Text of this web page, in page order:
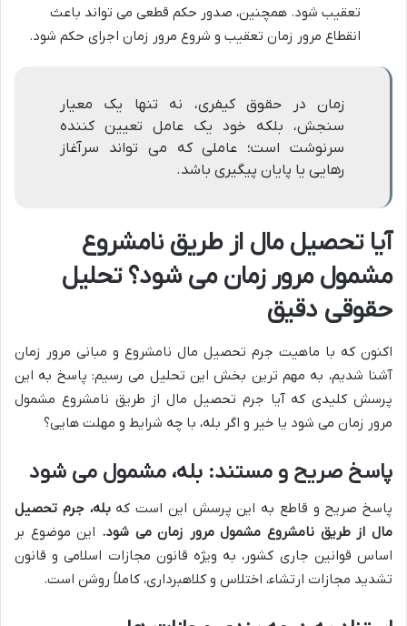
تعقیب شود. همچنین، صدور حکم قطعی می تواند باعث
انقطاع مرور زمان تعقیب و شروع مرور زمان اجرای حکم شود.
زمان در حقوق کیفری، نه تنها یک معیار
سنجش، بلکه خود یک عامل تعیین کننده
سرنوشت است؛ عاملی که می تواند سرآغاز
رهایی یا پایان پیگیری باشد.
آیا تحصیل مال از طریق نامشروع
مشمول مرور زمان می شود؟ تحلیل
حقوقی دقیق
اکنون که با ماهیت جرم تحصیل مال نامشروع و مبانی مرور زمان
آشنا شدیم، به مهم ترین بخش این تحلیل می رسیم: پاسخ به این
پرسش کلیدی که آیا جرم تحصیل مال از طریق نامشروع مشمول
مرور زمان می شود یا خیر و اگر بله، با چه شرایط و مهلت هایی؟
پاسخ صریح و مستند: بله، مشمول می شود
پاسخ صریح و قاطع به این پرسش این است کهبله، جرم تحصیل
مال از طریق نامشروع مشمول مرور زمان می شود. این موضوع بر
اساس قوانین جاری کشور، به ویژه قانون مجازات اسلامی و قانون
تشدید مجازات ارتشاء، اختلاس و کلاهبرداری، کاملاً روشن است.